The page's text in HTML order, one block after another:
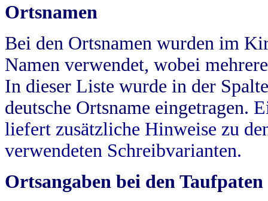
Ortsnamen
Bei den Ortsnamen wurden im
Namen verwendet, wobei
In dieser Liste wurde in der
deutsche Ortsname eingetragen.
liefert zusätzliche Hinweise zu
verwendeten Schreibvarianten.
Ortsangaben bei den Taufpaten